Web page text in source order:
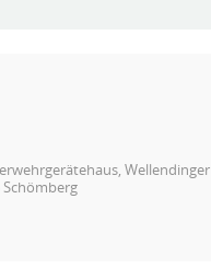
Wellendinger
Schömberg